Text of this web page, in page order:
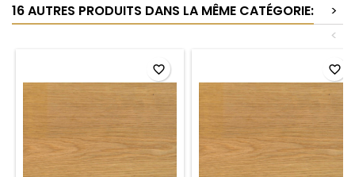
16 AUTRES PRODUITS DANS LA MÊME CATÉGORIE:
>
<
favorite_border favorite_border